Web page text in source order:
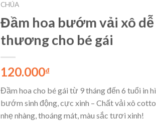
CHÚA
Đầm hoa bướm vải xô dễ
thương cho bé gái
120.000₫
Đầm hoa cho bé gái từ 9 tháng đến 6 tuổi in
bướm sinh động, cực xinh – Chất vải xô
nhẹ nhàng, thoáng mát, màu sắc tươi xinh!